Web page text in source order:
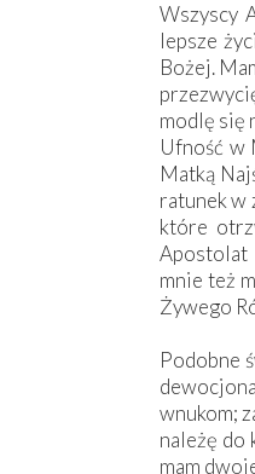
Wszyscy
lepsze
Bożej.
modlę się
Ufność w
Matką
ratunek w
które
Apostolat
mnie też
Żywego
Podobne
wnukom;
należę do
mam